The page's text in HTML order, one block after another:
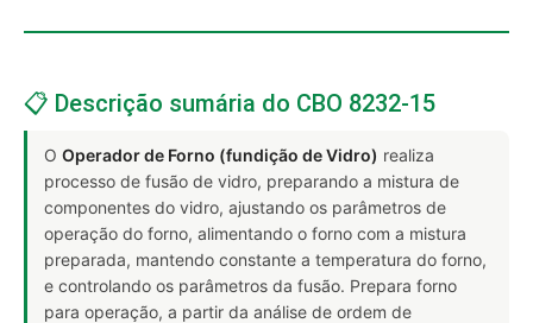
📋 Descrição sumária do CBO 8232-15
O Operador de Forno (fundição de Vidro) realiza
processo de fusão de vidro, preparando a mistura de
componentes do vidro, ajustando os parâmetros de
operação do forno, alimentando o forno com a mistura
preparada, mantendo constante a temperatura do forno,
e controlando os parâmetros da fusão. Prepara forno
para operação, a partir da análise de ordem de